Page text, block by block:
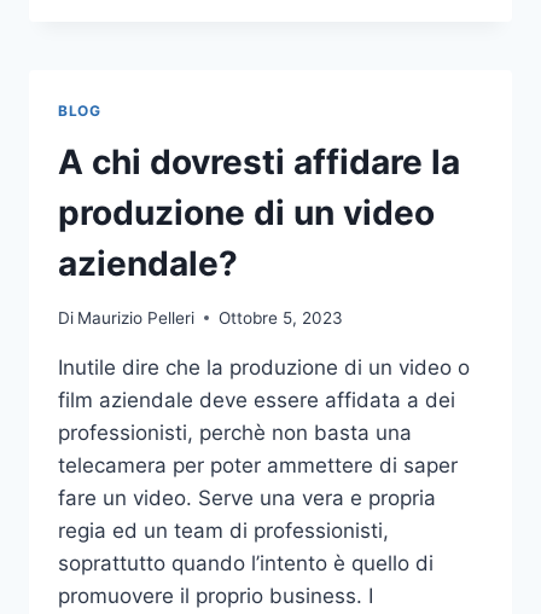
NELLE
SCOMMESSE
SPORTIVE
ONLINE
BLOG
A chi dovresti affidare la
produzione di un video
aziendale?
Di Maurizio Pelleri Ottobre 5, 2023
Inutile dire che la produzione di un video o
film aziendale deve essere affidata a dei
professionisti, perchè non basta una
telecamera per poter ammettere di saper
fare un video. Serve una vera e propria
regia ed un team di professionisti,
soprattutto quando l’intento è quello di
promuovere il proprio business. I